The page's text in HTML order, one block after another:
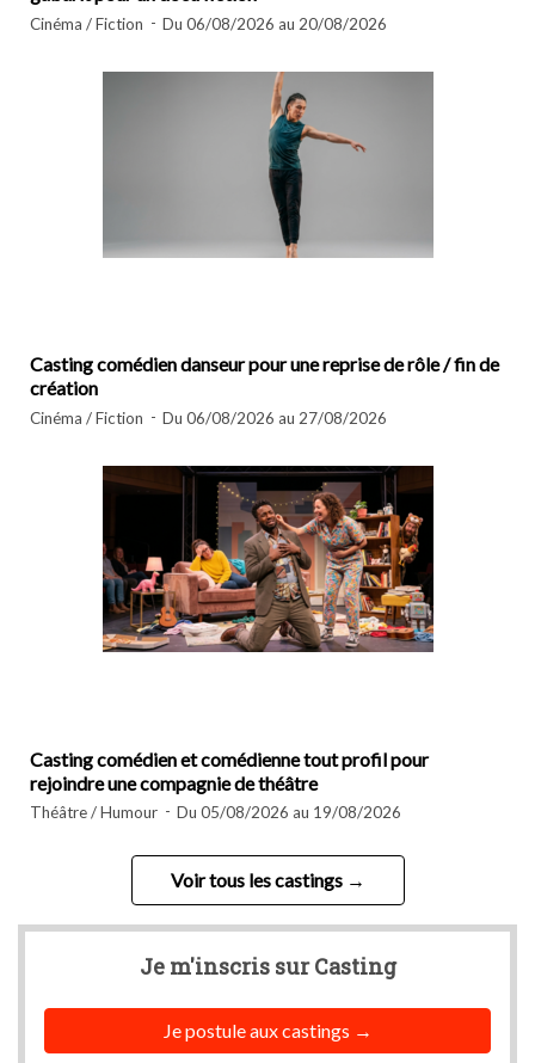
Cinéma / Fiction Du 06/08/2026 au 20/08/2026
Casting comédien danseur pour une reprise de rôle / fin de
création
Cinéma / Fiction Du 06/08/2026 au 27/08/2026
Casting comédien et comédienne tout profil pour
rejoindre une compagnie de théâtre
Théâtre / Humour Du 05/08/2026 au 19/08/2026
Voir tous les castings
Je m'inscris surCasting
Je postule aux castings